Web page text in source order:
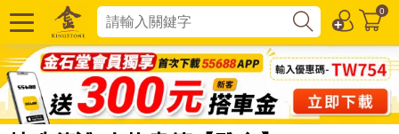
0